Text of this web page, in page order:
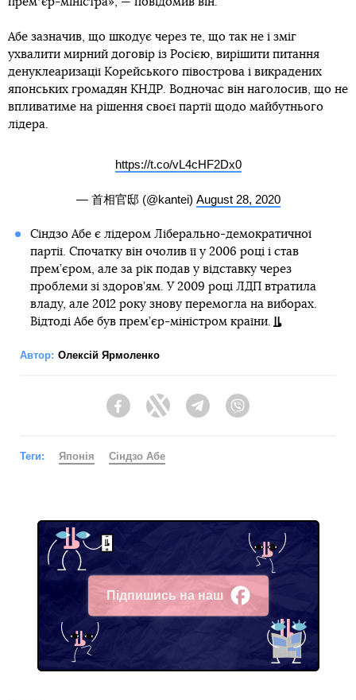
Абе зазначив, що шкодує через те, що так не і зміг
ухвалити мирний договір із Росією, вирішити питання
денуклеаризації Корейського півострова і викрадених
японських громадян КНДР. Водночас він наголосив, що не
впливатиме на рішення своєї партії щодо майбутнього
лідера.
https://t.co/vL4cHF2Dx0
— 首相官邸 (@kantei) August 28, 2020
Сіндзо Абе є лідером Ліберально-демократичної
партії. Спочатку він очолив її у 2006 році і став
прем’єром, але за рік подав у відставку через
проблеми зі здоров’ям. У 2009 році ЛДП втратила
владу, але 2012 року знову перемогла на виборах.
Відтоді Абе був прем’єр-міністром країни.
Автор: Олексій Ярмоленко
FacebookTwitter Telegram
Теги: Японія Сіндзо Абе
Підпишись на наш
Facebook